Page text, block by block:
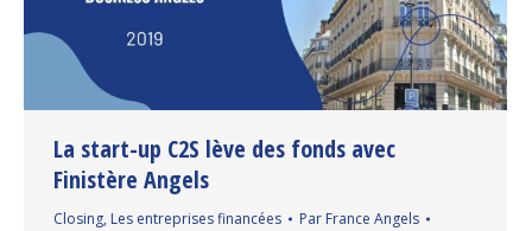
La start-up C2S lève des fonds avec
Finistère Angels
Closing, Les entreprises financées Par France Angels